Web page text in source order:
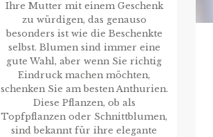
Ihre Mutter mit einem Geschenk
zu würdigen, das genauso
besonders ist wie die Beschenkte
selbst. Blumen sind immer eine
gute Wahl, aber wenn Sie richtig
Eindruck machen möchten,
schenken Sie am besten Anthurien.
Diese Pflanzen, ob als
Topfpflanzen oder Schnittblumen,
sind bekannt für ihre elegante